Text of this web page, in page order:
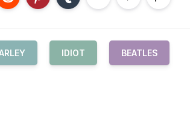
IDIOT BEATLES